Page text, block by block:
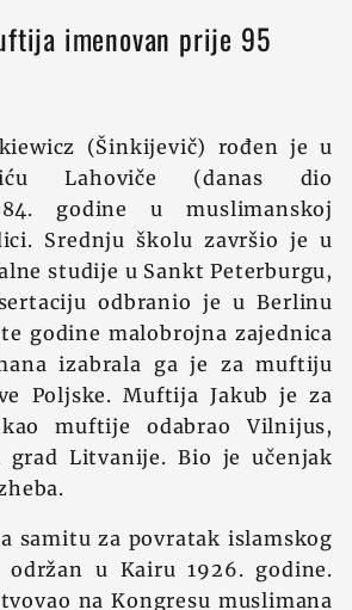
imenovan prije 95
(Šinkijevič) rođen je u
Lahoviče (danas dio
godine u muslimanskoj
Srednju školu završio je u
studije u Sankt Peterburgu,
odbranio je u Berlinu
godine malobrojna zajednica
izabrala ga je za muftiju
Poljske. Muftija Jakub je za
muftije odabrao Vilnijus,
grad Litvanije. Bio je učenjak
samitu za povratak islamskog
u Kairu 1926. godine.
na Kongresu muslimana